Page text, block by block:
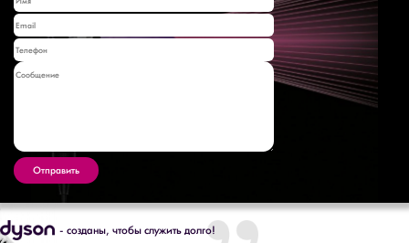
Отправить
- созданы,чтобы служить долго!